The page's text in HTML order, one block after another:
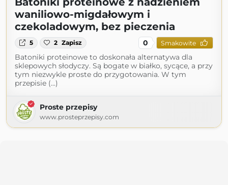
waniliowo-migdałowym i
czekoladowym, bez pieczenia
5 2 Zapisz 0 Smakowite
Batoniki proteinowe to doskonała alternatywa dla
sklepowych słodyczy. Są bogate w białko, sycące, a przy
tym niezwykle proste do przygotowania. W tym
przepisie (...)
Proste przepisy
www.prosteprzepisy.com